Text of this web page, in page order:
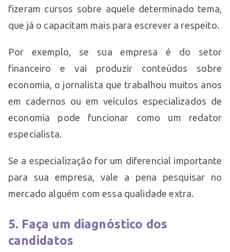
fizeram cursos sobre aquele determinado tema,
que já o capacitam mais para escrever a respeito.
Por exemplo, se sua empresa é do setor
financeiro e vai produzir conteúdos sobre
economia, o jornalista que trabalhou muitos anos
em cadernos ou em veículos especializados de
economia pode funcionar como um redator
especialista.
Se a especialização for um diferencial importante
para sua empresa, vale a pena pesquisar no
mercado alguém com essa qualidade extra.
5. Faça um diagnóstico dos
candidatos